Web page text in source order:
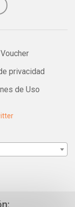
privacidad
de Uso